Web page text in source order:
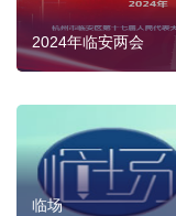
2024年临安两会
临场